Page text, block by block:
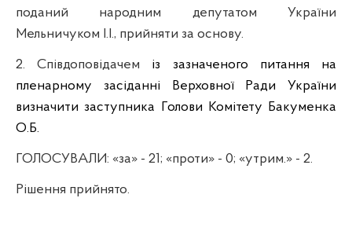
поданий народним депутатом України
Мельничуком І.І., прийняти за основу.
2. Співдоповідачем із зазначеного питання на
пленарному засіданні Верховної Ради України
визначити заступника Голови Комітету Бакуменка
О.Б.
ГОЛОСУВАЛИ: «за» - 21; «проти» - 0; «утрим.» - 2.
Рішення прийнято.